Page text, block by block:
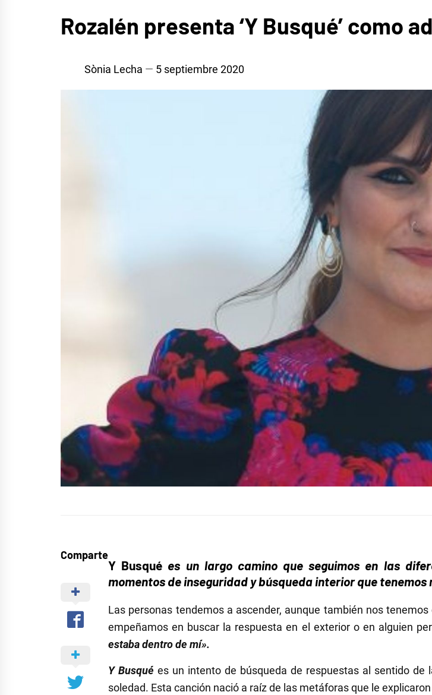
Rozalén presenta ‘Y Busqué’ como
Sònia Lecha 5 septiembre 2020
Comparte
Y Busqué es un largo camino que seguimos en las
momentos de inseguridad y búsqueda interior que
Las personas tendemos a ascender, aunque también nos
empeñamos en buscar la respuesta en el exterior o en alguien
estaba dentro de mí».
Y Busquées un intento de búsqueda de respuestas al sentido
soledad. Esta canción nació a raíz de las metáforas que le explicaron